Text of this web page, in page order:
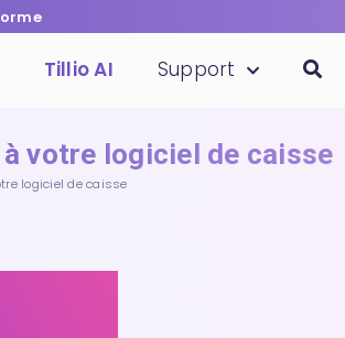
Tillio AI Support
votre logiciel de caisse
logiciel de caisse